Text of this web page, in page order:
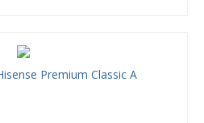
Сплит-система Hisense Premium Classic A